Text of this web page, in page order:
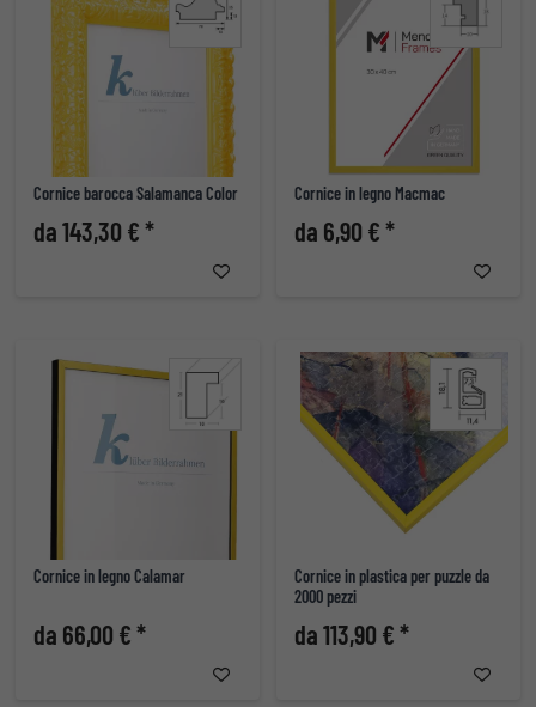
Cornice barocca Salamanca Color
da 143,30 € *
Cornice in legno Macmac
da 6,90 € *
Cornice in legno Calamar
da 66,00 € *
Cornice in plastica per puzzle da
2000 pezzi
da 113,90 € *